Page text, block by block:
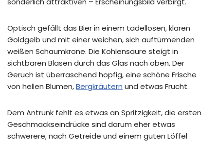
Optisch gefällt das Bier in einem tadellosen, klaren
Goldgelb und mit einer weichen, sich auftürmenden
weißen Schaumkrone. Die Kohlensäure steigt in
sichtbaren Blasen durch das Glas nach oben. Der
Geruch ist überraschend hopfig, eine schöne Frische
von hellen Blumen,Bergkräutern und etwas Frucht.
Dem Antrunk fehlt es etwas an Spritzigkeit, die ersten
Geschmackseindrücke sind darum eher etwas
schwerere, nach Getreide und einem guten Löffel